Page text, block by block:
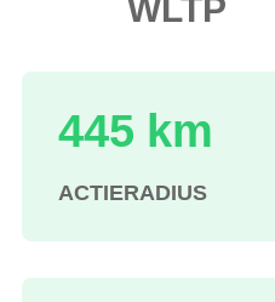
445 km
ACTIERADIUS